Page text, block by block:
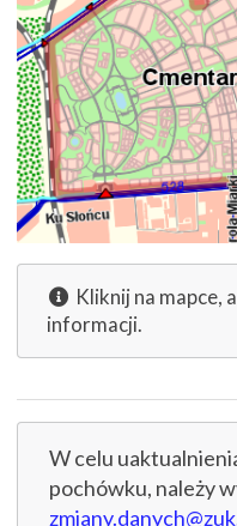
Kliknij na mapce,
informacji.
W celu
pochówku, należy